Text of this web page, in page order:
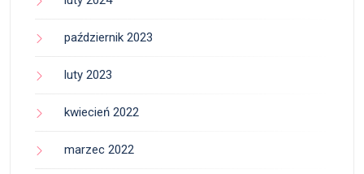
październik 2023
luty 2023
kwiecień 2022
marzec 2022